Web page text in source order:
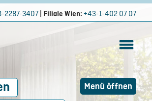
2287-3407 Filiale Wien: +43-1-402 07 07
Menü öffnen